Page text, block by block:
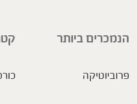
הנמכרים ביותר
פרוביוטיקה